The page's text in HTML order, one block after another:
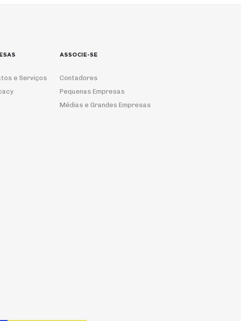
e Serviços
ASSOCIE-SE
Contadores
Pequenas Empresas
Médias e Grandes Empresas